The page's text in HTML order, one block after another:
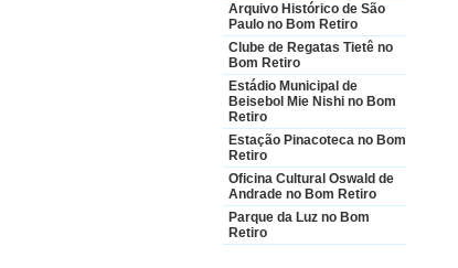
Arquivo Histórico de São
Paulo no Bom Retiro
Clube de Regatas Tietê no
Bom Retiro
Estádio Municipal de
Beisebol Mie Nishi no Bom
Retiro
Estação Pinacoteca no Bom
Retiro
Oficina Cultural Oswald de
Andrade no Bom Retiro
Parque da Luz no Bom
Retiro